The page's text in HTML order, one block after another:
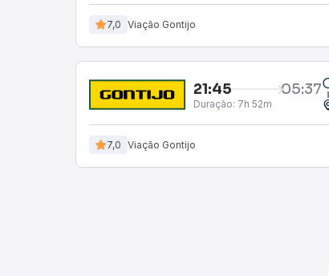
7,0 Viação Gontijo
21:45 05:37
Duração: 7h 52m
7,0 Viação Gontijo